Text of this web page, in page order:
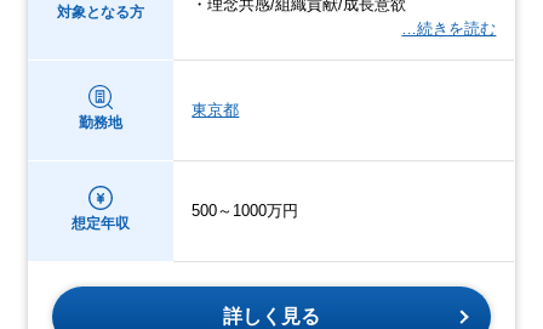
対象となる方
・理念共感/組織貢献/成長意欲
…続きを読む
勤務地
東京都
想定年収
500～1000万円
詳しく見る